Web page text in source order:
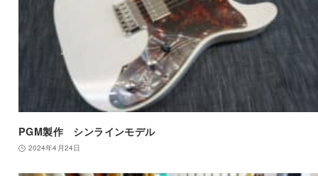
PGM製作 シンラインモデル
2024年4月24日